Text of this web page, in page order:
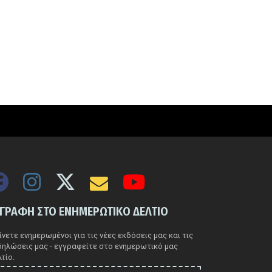
ΣΤΟ ΕΝΗΜΕΡΩΤΙΚΟ ΔΕΛΤΙΟ
ενημερωμένοι για τις νέες εκδόσεις μας και τις
μας - εγγραφείτε στο ενημερωτικό μας